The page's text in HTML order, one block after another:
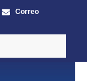
Correo